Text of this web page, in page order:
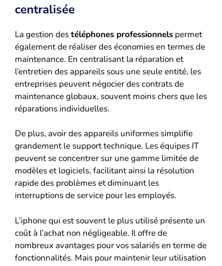
centralisée
La gestion destéléphones professionnels permet
également de réaliser des économies en termes de
maintenance. En centralisant la réparation et
l’entretien des appareils sous une seule entité, les
entreprises peuvent négocier des contrats de
maintenance globaux, souvent moins chers que les
réparations individuelles.
De plus, avoir des appareils uniformes simplifie
grandement le support technique. Les équipes IT
peuvent se concentrer sur une gamme limitée de
modèles et logiciels, facilitant ainsi la résolution
rapide des problèmes et diminuant les
interruptions de service pour les employés.
L’iphone qui est souvent le plus utilisé présente un
coût à l’achat non négligeable. Il offre de
nombreux avantages pour vos salariés en terme de
fonctionnalités. Mais pour maintenir leur utilisation